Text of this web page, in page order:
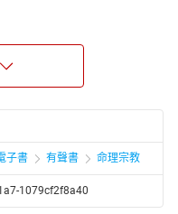
山、嘉義西門、台北東門
監獄的教誨師，以及台灣
頻道（GOOD TV）主持節
神父共同成立「關懷生命
》與《邁向十字架之路》
子書 有聲書 命理宗教
1079cf2f8a40